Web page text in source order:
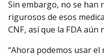
Sin embargo, no se han
rigurosos de esos
CNF, así que la FDA
“Ahora podemos usar el